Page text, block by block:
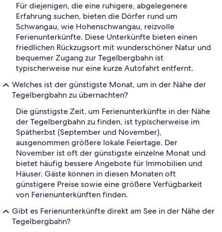
Für diejenigen, die eine ruhigere, abgelegenere
Erfahrung suchen, bieten die Dörfer rund um
Schwangau, wie Hohenschwangau, reizvolle
Ferienunterkünfte. Diese Unterkünfte bieten einen
friedlichen Rückzugsort mit wunderschöner Natur und
bequemer Zugang zur Tegelbergbahn ist
typischerweise nur eine kurze Autofahrt entfernt.
Welches ist der günstigste Monat, um in der Nähe der
Tegelbergbahn zu übernachten?
Die günstigste Zeit, um Ferienunterkünfte in der Nähe
der Tegelbergbahn zu finden, ist typischerweise im
Spätherbst (September und November),
ausgenommen größere lokale Feiertage. Der
November ist oft der günstigste einzelne Monat und
bietet häufig bessere Angebote für Immobilien und
Häuser. Gäste können in diesen Monaten oft
günstigere Preise sowie eine größere Verfügbarkeit
von Ferienunterkünften finden.
Gibt es Ferienunterkünfte direkt am See in der Nähe der
Tegelbergbahn?